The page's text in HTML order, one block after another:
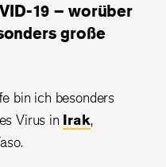
19 – worüber
große
bin ich besonders
Virus in Irak,